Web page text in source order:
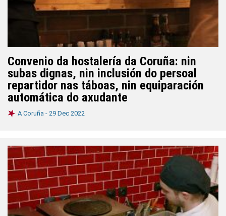
Convenio da hostalería da Coruña: nin
subas dignas, nin inclusión do persoal
repartidor nas táboas, nin equiparación
automática do axudante
A Coruña - 29 Dec 2022